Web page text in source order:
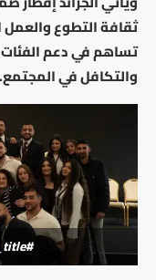
ثقافة التطوع والعمل
تساهم في دعم الفئات
والتكافل في المجتمع.
#image_title